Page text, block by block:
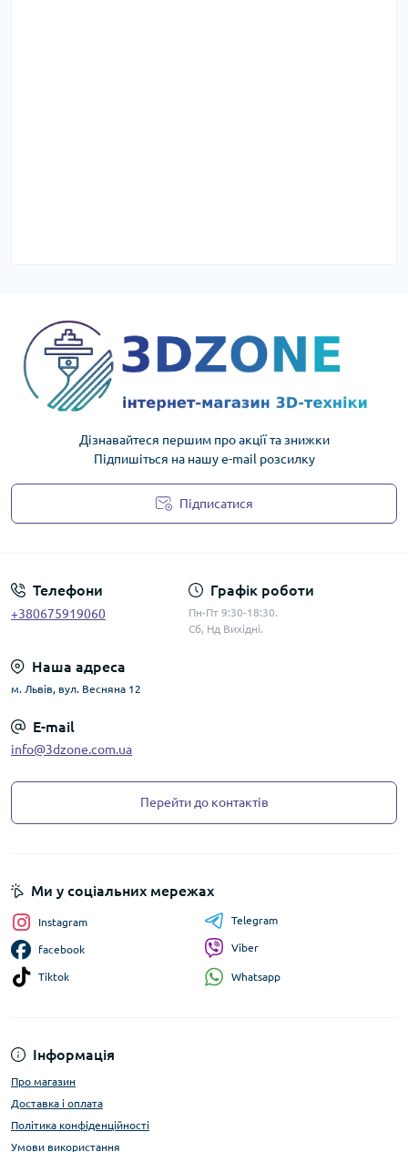
Дізнавайтеся першим про акції та знижки
Підпишіться на нашу e-mail розсилку
Підписатися
Телефони
+380675919060
Графік роботи
Пн-Пт 9:30-18:30.
Сб, Нд Вихідні.
Наша адреса
м. Львів, вул. Весняна 12
E-mail
info@3dzone.com.ua
Перейти до контактів
Інформація
Про магазин
Доставка і оплата
Політика конфіденційності
Умови використання
Ми у соціальних мережах
Instagram
facebook
Tiktok
Telegram
Viber
Whatsapp